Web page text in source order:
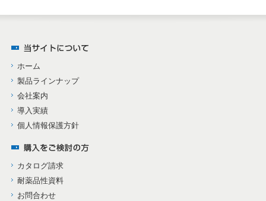
ホーム
製品ラインナップ
会社案内
導入実績
個人情報保護方針
カタログ請求
耐薬品性資料
お問合わせ